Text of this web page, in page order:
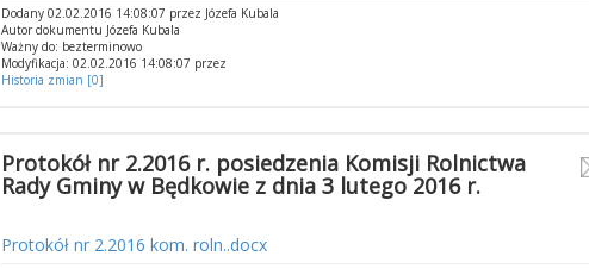
Dodany 02.02.2016 14:08:07 przez Józefa Kubala
Autor dokumentu Józefa Kubala
Ważny do: bezterminowo
Modyfikacja: 02.02.2016 14:08:07 przez
Historia zmian [0]
Protokół nr 2.2016 r. posiedzenia Komisji Rolnictwa
Rady Gminy w Będkowie z dnia 3 lutego 2016 r.
Protokół nr 2.2016 kom. roln..docx